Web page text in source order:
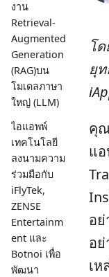
งาน
Retrieval-
Augmented
Generation
(RAG)บน
โมเดลภาษา
ใหญ่ (LLM)
ไอแอพพ์
เทคโนโลยี
ลงนามความ
ร่วมมือกับ
iFlyTek,
ZENSE
Entertainm
ent และ
Botnoi เพื่อ
พัฒนา
โ
ยุท
คุ
แ
อย่
อย่
เ